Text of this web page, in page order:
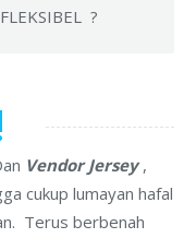
?
Vendor Jersey,
cukup lumayan hafal
Terus berbenah